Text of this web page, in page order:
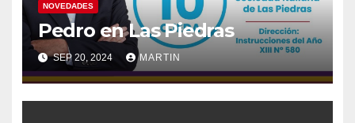
NOVEDADES
Pedro en Las Piedras
SEP 20, 2024 MARTIN